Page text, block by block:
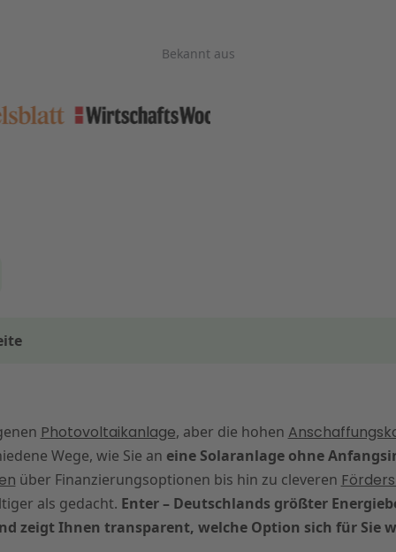
Bekannt aus
Meistens durch Mietoption erhältlich
Anlage für mich?
Kann für mich Photovoltaik kostenlos sein?
Welche Mietmodell-Anbieter gibt es?
Photovoltaikanlage, aber die hohen
Wege, wie Sie an eine Solaranlage ohne
über Finanzierungsoptionen bis hin zu cleveren
als gedacht. Enter – Deutschlands größter
zeigt Ihnen transparent, welche Option sich für Sie